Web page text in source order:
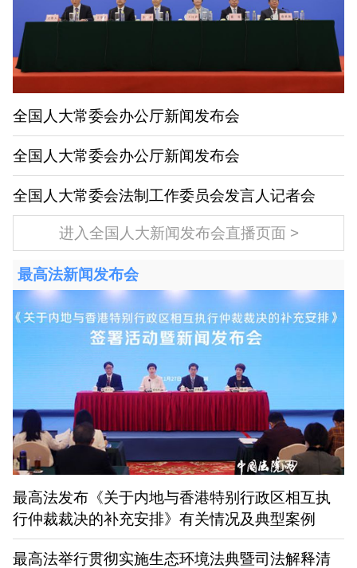
全国人大常委会办公厅新闻发布会
全国人大常委会办公厅新闻发布会
全国人大常委会法制工作委员会发言人记者会
进入全国人大新闻发布会直播页面
最高法新闻发布会
最高法发布《关于内地与香港特别行政区相互执
行仲裁裁决的补充安排》有关情况及典型案例
最高法举行贯彻实施生态环境法典暨司法解释清